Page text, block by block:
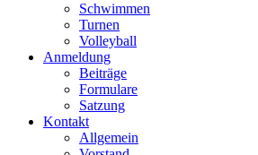
Schwimmen
Turnen
Volleyball
Anmeldung
Beiträge
Formulare
Satzung
Kontakt
Allgemein